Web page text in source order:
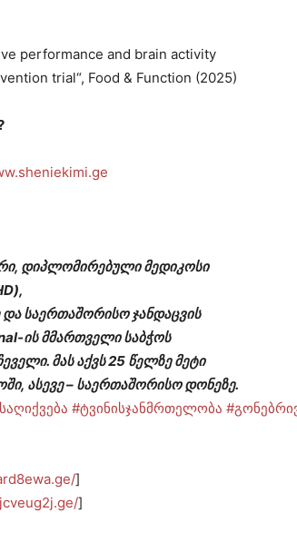
performance and brain activity
trial“, Food & Function (2025)
დიპლომირებული მედიკოსი
და საერთაშორისო ჯანდაცვის
ის მმართველი საბჭოს
მას აქვს 25 წელზე მეტი
ასევე – საერთაშორისო დონეზე.
#ტვინისჯანმრთელობა
]
]